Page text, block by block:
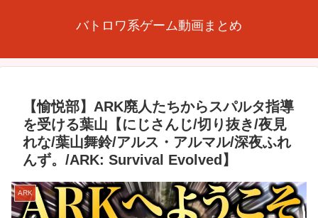
バトロワ系ゲーム動画まとめ
【愉悦部】ARK廃人たちからスパルタ指導
を受ける葉山【にじさんじ/切り抜き/夜見
れな/葉山舞鈴/アルス・アルマル/深夜ふれ
んず。/ARK: Survival Evolved】
ARK